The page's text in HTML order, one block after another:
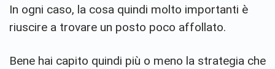
In ogni caso, la cosa quindi molto importanti è
riuscire a trovare un posto poco affollato.
Bene hai capito quindi più o meno la strategia che